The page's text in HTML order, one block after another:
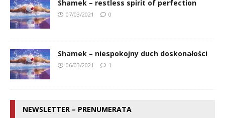
Shamek – restless spirit of perfection
07/03/2021 0
Shamek – niespokojny duch doskonałości
06/03/2021 1
NEWSLETTER – PRENUMERATA